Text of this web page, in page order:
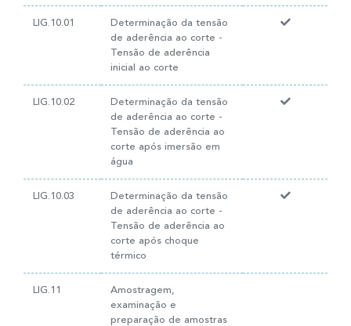
LIG.10.01
Determinação da tensão
de aderência ao corte -
Tensão de aderência
inicial ao corte
LIG.10.02
Determinação da tensão
de aderência ao corte -
Tensão de aderência ao
corte após imersão em
água
LIG.10.03
Determinação da tensão
de aderência ao corte -
Tensão de aderência ao
corte após choque
térmico
LIG.11
Amostragem,
examinação e
preparação de amostras